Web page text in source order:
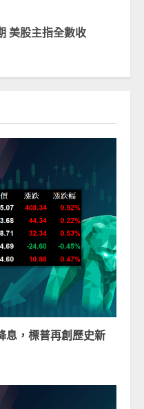
美股主指全數收
息，標普再創歷史新